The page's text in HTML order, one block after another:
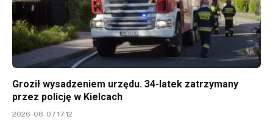
Groził wysadzeniem urzędu. 34-latek zatrzymany
przez policję w Kielcach
2026-08-07 17:12